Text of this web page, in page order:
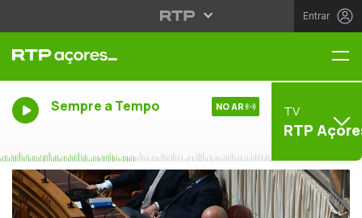
Entrar
Sempre a Tempo NO AR TV
RTP